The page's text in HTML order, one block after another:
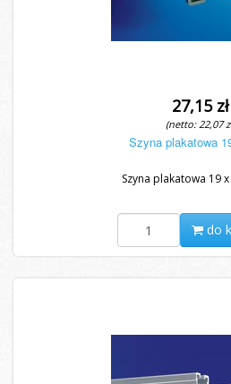
27,15 zł
(netto: 22,07
Szyna plakatowa
Szyna plakatowa 19
do